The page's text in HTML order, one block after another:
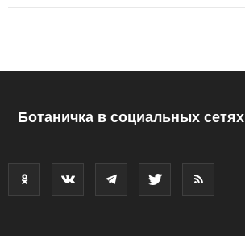
Ботаничка в социальных сетях